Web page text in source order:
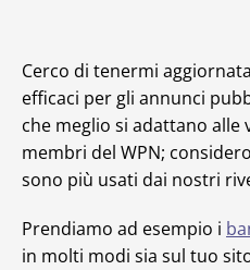
Cerco di tenermi
efficaci per gli annunci
che meglio si adattano alle
membri del WPN;
sono più usati dai nostri
Prendiamo ad esempio i
in molti modi sia sul tuo